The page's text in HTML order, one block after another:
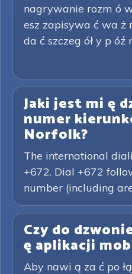
nagrywanie rozm ó
esz zapisywa ć wa ż
da ć szczeg ół y p óź
Jaki jest mi ę
numer
Norfolk?
The international
+672. Dial +672
number (including
Czy do
ę aplikacji
Aby nawi ą za ć po